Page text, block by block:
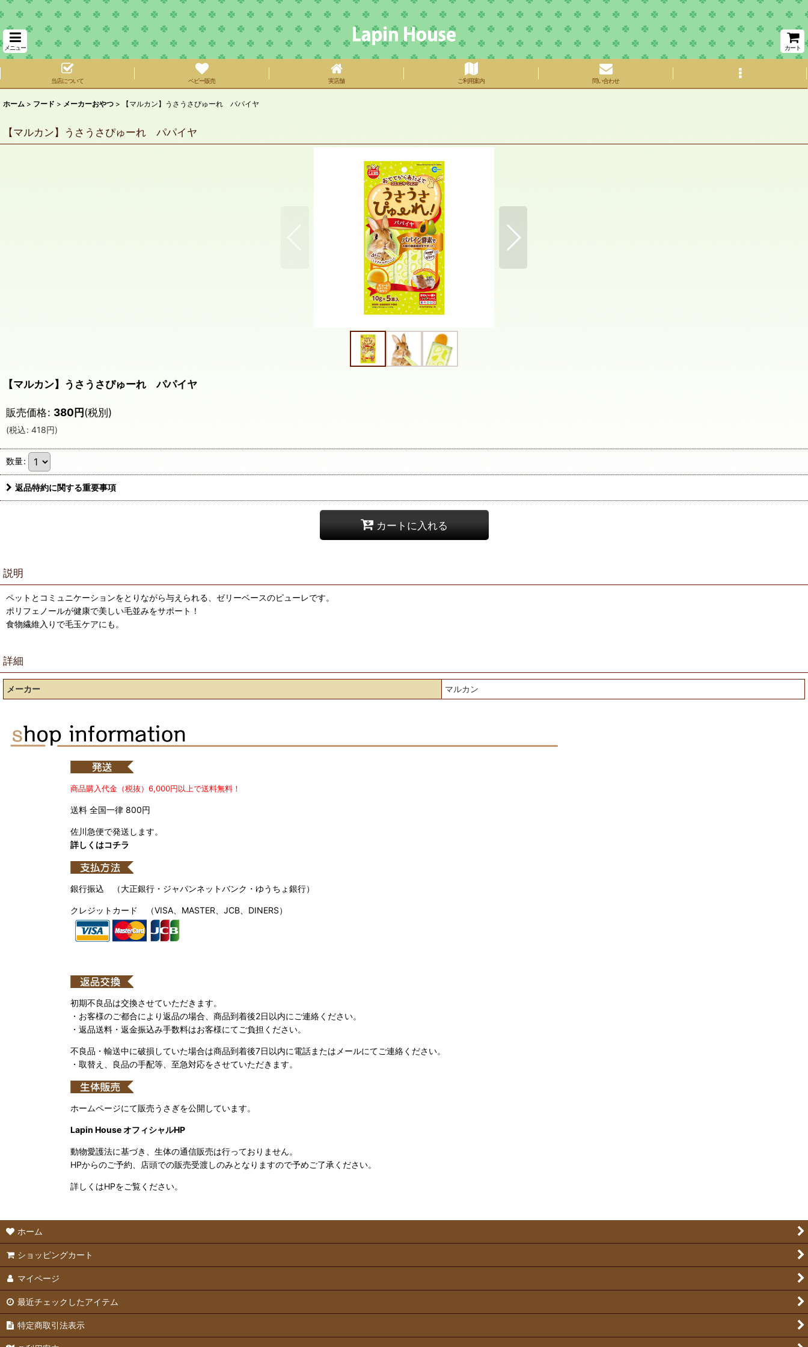
メニュー カート
当店について ベビー販売 実店舗 ご利用案内 問い合わせ
ホーム > フード > メーカーおやつ > 【マルカン】うさうさぴゅーれ パパイヤ
【マルカン】うさうさぴゅーれ パパイヤ
【マルカン】うさうさぴゅーれ パパイヤ
販売価格: 380円(税別)
(税込: 418円)
数量:
返品特約に関する重要事項
カートに入れる
説明
ペットとコミュニケーションをとりながら与えられる、ゼリーベースのピューレです。
ポリフェノールが健康で美しい毛並みをサポート！
食物繊維入りで毛玉ケアにも。
詳細
メーカー マルカン
商品購入代金（税抜）6,000円以上で送料無料！
送料 全国一律 800円
佐川急便で発送します。
詳しくはコチラ
銀行振込 （大正銀行・ジャパンネットバンク・ゆうちょ銀行）
クレジットカード （VISA、MASTER、JCB、DINERS）
初期不良品は交換させていただきます。
・お客様のご都合により返品の場合、商品到着後2日以内にご連絡ください。
・返品送料・返金振込み手数料はお客様にてご負担ください。
不良品・輸送中に破損していた場合は商品到着後7日以内に電話またはメールにてご連絡ください。
・取替え、良品の手配等、至急対応をさせていただきます。
ホームページにて販売うさぎを公開しています。
Lapin House オフィシャルHP
動物愛護法に基づき、生体の通信販売は行っておりません。
HPからのご予約、店頭での販売受渡しのみとなりますので予めご了承ください。
詳しくはHPをご覧ください。
ホーム
ショッピングカート
マイページ
最近チェックしたアイテム
特定商取引法表示